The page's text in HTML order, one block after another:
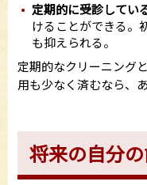
定期的に受診してい
けることができる。
も抑えられる。
定期的なクリーニング
用も少なく済むなら、
将来の自分